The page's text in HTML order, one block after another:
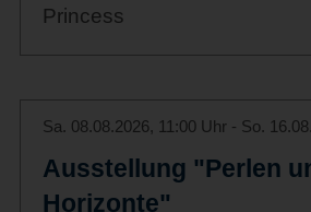
Princess
Sa. 08.08.2026, 11:00 Uhr - So.
Ausstellung "Perlen
Horizonte"